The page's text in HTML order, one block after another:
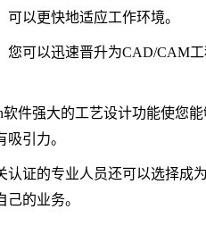
以更快地适应工作环境。
您可以迅速晋升为CAD/CAM
软件强大的工艺设计功能使您
引力。
认证的专业人员还可以选择成
的业务。